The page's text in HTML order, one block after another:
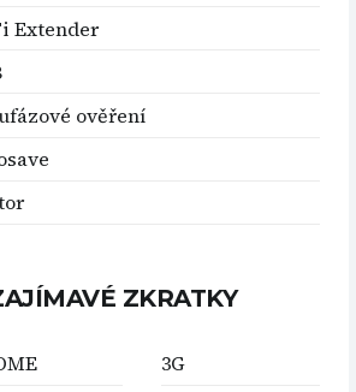
Extender
ověření
ZKRATKY
3G